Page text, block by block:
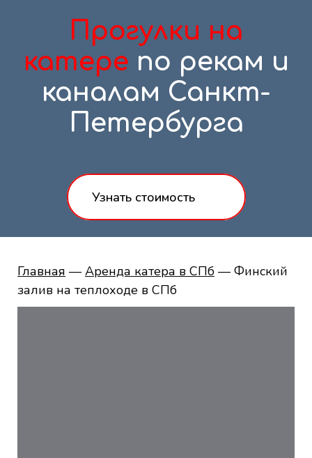
Прогулки на
катере по рекам и
каналам Санкт-
Петербурга
Узнать стоимость
Главная — Аренда катера в СПб — Финский
залив на теплоходе в СПб